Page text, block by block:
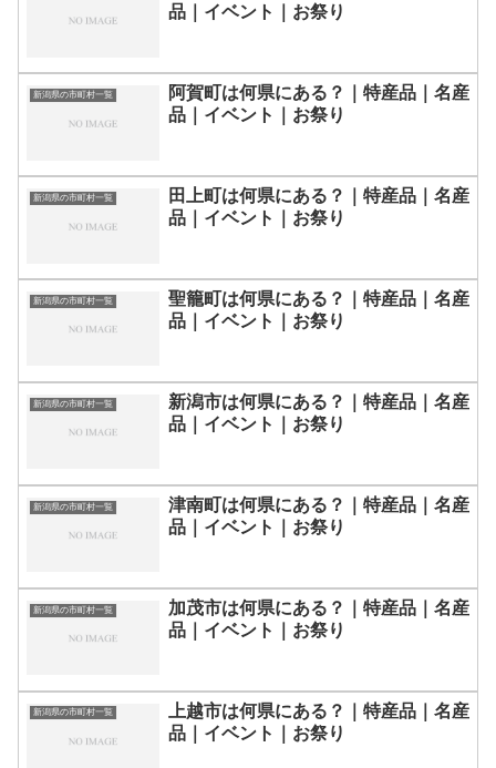
品｜イベント｜お祭り
新潟県の市町村一覧
阿賀町は何県にある？｜特産品｜名産
品｜イベント｜お祭り
新潟県の市町村一覧
田上町は何県にある？｜特産品｜名産
品｜イベント｜お祭り
新潟県の市町村一覧
聖籠町は何県にある？｜特産品｜名産
品｜イベント｜お祭り
新潟県の市町村一覧
新潟市は何県にある？｜特産品｜名産
品｜イベント｜お祭り
新潟県の市町村一覧
津南町は何県にある？｜特産品｜名産
品｜イベント｜お祭り
新潟県の市町村一覧
加茂市は何県にある？｜特産品｜名産
品｜イベント｜お祭り
新潟県の市町村一覧
上越市は何県にある？｜特産品｜名産
品｜イベント｜お祭り